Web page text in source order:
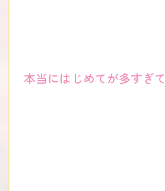
本当にはじめてが多すぎ